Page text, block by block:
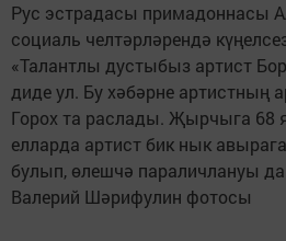
Рус эстрадасы примадоннасы
социаль челтәрләрендә
«Талантлы дустыбыз артист
диде ул. Бу хәбәрне артистның
Горох та раслады. Җырчыга 68
елларда артист бик нык
булып, өлешчә параличлануы да
Валерий Шәрифулин фотосы